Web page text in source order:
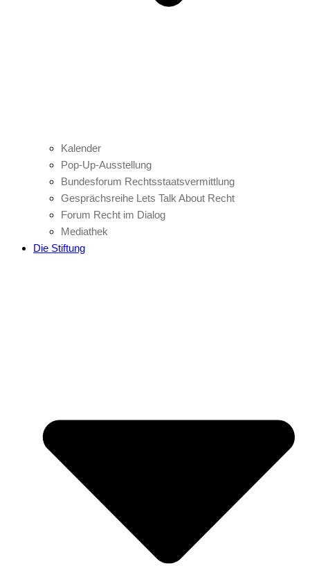
Kalender
Pop-Up-Ausstellung
Bundesforum Rechtsstaatsvermittlung
Gesprächsreihe Lets Talk About Recht
Forum Recht im Dialog
Mediathek
Die Stiftung